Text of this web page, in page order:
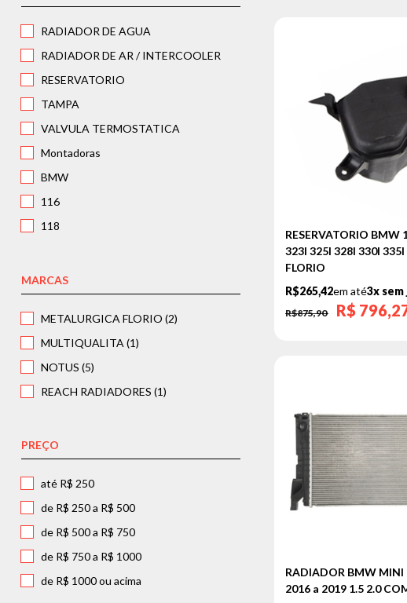
RADIADOR DE AGUA
RADIADOR DE AR / INTERCOOLER
RESERVATORIO
TAMPA
VALVULA TERMOSTATICA
Montadoras
BMW
116
118
125
130
316
318
320
323
328
MARCAS
METALURGICA FLORIO (2)
MULTIQUALITA (1)
NOTUS (5)
REACH RADIADORES (1)
PREÇO
até R$ 250
de R$ 250 a R$ 500
de R$ 500 a R$ 750
de R$ 750 a R$ 1000
de R$ 1000 ou acima
RESERVATORIO BMW
323I 325I 328I 330I
FLORIO
R$265,42em até3x
R$875,90 R$
RADIADOR BMW MINI
2016 a 2019 1.5 2.0